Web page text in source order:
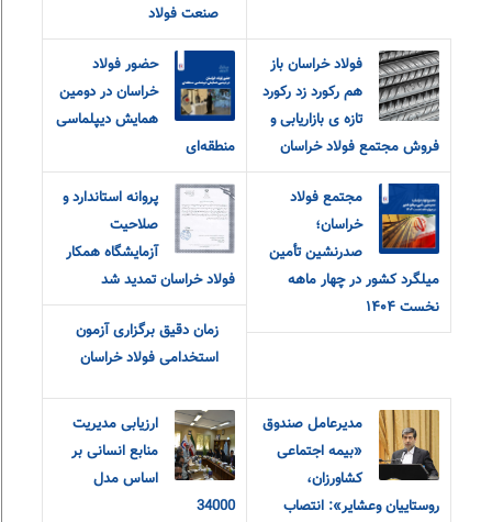
صنعت فولاد
فولاد خراسان باز
هم رکورد زد رکورد
تازه ی بازاریابی و
فروش مجتمع فولاد خراسان
حضور فولاد
خراسان در دومین
همایش دیپلماسی
منطقه‌ای
مجتمع فولاد
خراسان؛
صدرنشین تأمین
میلگرد کشور در چهار ماهه
نخست ۱۴۰۴
پروانه استاندارد و
صلاحیت
آزمایشگاه همکار
فولاد خراسان تمدید شد
زمان دقیق برگزاری آزمون
استخدامی فولاد خراسان
مدیرعامل صندوق
«بیمه اجتماعی
کشاورزان،
روستاییان و‌عشایر»: انتصاب
ارزیابی مدیریت
منابع انسانی بر
اساس مدل
34000